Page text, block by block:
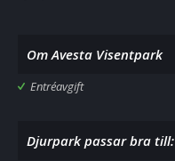
Om Avesta Visentpark
Entréavgift
Djurpark passar bra till: